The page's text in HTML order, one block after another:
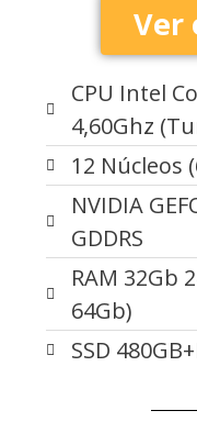
Ver
CPU Intel
4,60Ghz
12 Núcleos
NVIDIA
GDDRS
RAM 32Gb
64Gb)
SSD